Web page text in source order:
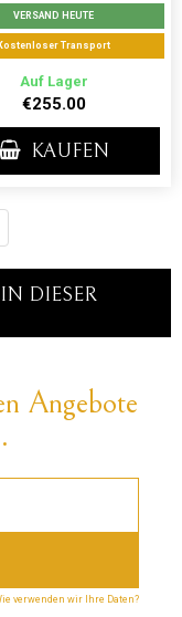
VERSAND HEUTE
Kostenloser Transport
Auf Lager
€255.00
KAUFEN
DIESER
Angebote
verwenden wir Ihre Daten?